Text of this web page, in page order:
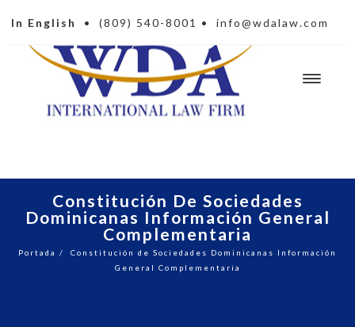
In English • (809) 540-8001 • info@wdalaw.com
Constitución De Sociedades
Dominicanas Información General
Complementaria
Portada / Constitución de Sociedades Dominicanas Información
General Complementaria